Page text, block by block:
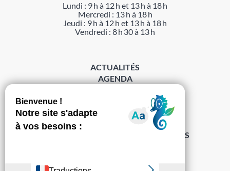
Lundi : 9 h à 12 h et 13 h à 18 h
Mercredi : 13 h à 18 h
Jeudi : 9 h à 12 h et 13 h à 18 h
Vendredi : 8 h 30 à 13 h
ACTUALITÉS
AGENDA
MENTIONS LÉGALES
PROTECTION DES DONNÉES
POLITIQUE DE GESTION DES COOKIES